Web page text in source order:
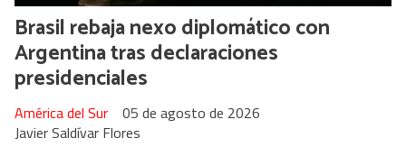
Brasil rebaja nexo diplomático con
Argentina tras declaraciones
presidenciales
Javier Saldívar Flores
América del Sur 05 de agosto de 2026